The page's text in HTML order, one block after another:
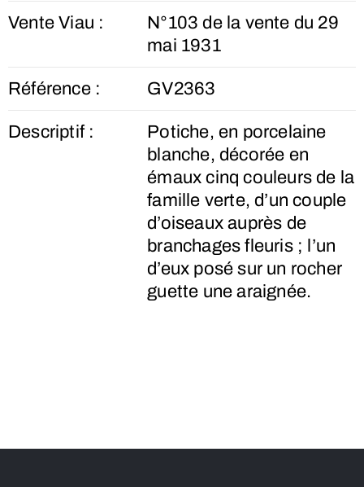
Vente Viau :
N°103 de la vente du 29
mai 1931
Référence : GV2363
Descriptif :
Potiche, en porcelaine
blanche, décorée en
émaux cinq couleurs de la
famille verte, d’un couple
d’oiseaux auprès de
branchages fleuris ; l’un
d’eux posé sur un rocher
guette une araignée.